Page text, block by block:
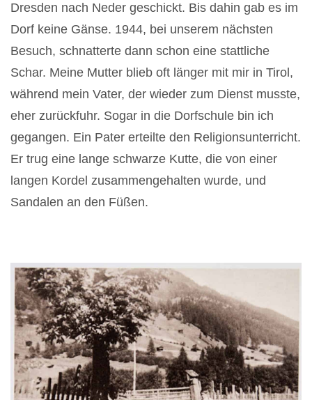
Dresden nach Neder geschickt. Bis dahin gab es im
Dorf keine Gänse. 1944, bei unserem nächsten
Besuch, schnatterte dann schon eine stattliche
Schar. Meine Mutter blieb oft länger mit mir in Tirol,
während mein Vater, der wieder zum Dienst musste,
eher zurückfuhr. Sogar in die Dorfschule bin ich
gegangen. Ein Pater erteilte den Religionsunterricht.
Er trug eine lange schwarze Kutte, die von einer
langen Kordel zusammengehalten wurde, und
Sandalen an den Füßen.